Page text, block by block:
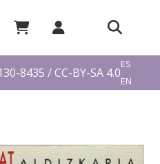
8435 / CC-BY-SA 4.0
ES
EN